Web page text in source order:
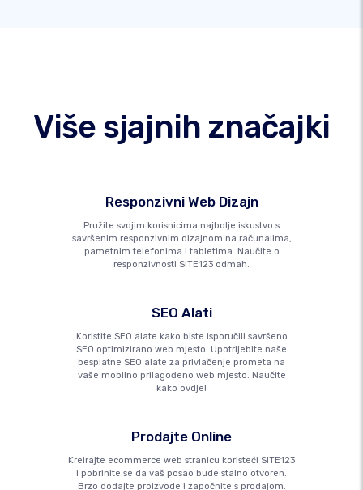
Više sjajnih značajki
Responzivni Web Dizajn
Pružite svojim korisnicima najbolje iskustvo s
savršenim responzivnim dizajnom na računalima,
pametnim telefonima i tabletima. Naučite o
responzivnosti SITE123 odmah.
SEO Alati
Koristite SEO alate kako biste isporučili savršeno
SEO optimizirano web mjesto. Upotrijebite naše
besplatne SEO alate za privlačenje prometa na
vaše mobilno prilagođeno web mjesto. Naučite
kako ovdje!
Prodajte Online
Kreirajte ecommerce web stranicu koristeći SITE123
i pobrinite se da vaš posao bude stalno otvoren.
Brzo dodajte proizvode i započnite s prodajom.